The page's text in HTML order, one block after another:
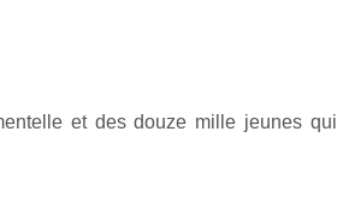
et des douze mille jeunes qui